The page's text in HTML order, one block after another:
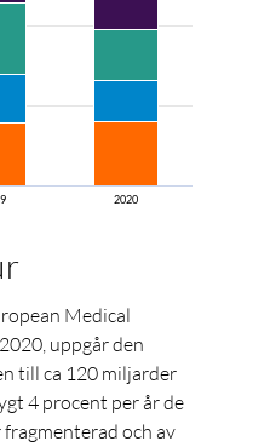
2020
Medical
uppgår den
till ca 120 miljarder
4 procent per år de
och av